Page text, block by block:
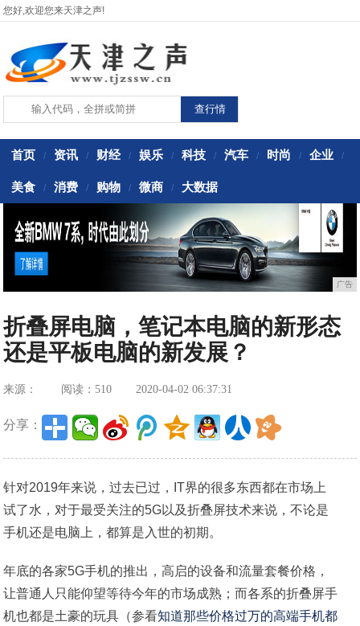
您好,欢迎您来天津之声!
首页 / 资讯 / 财经 / 娱乐 / 科技 / 汽车 / 时尚 / 企业 /
美食 / 消费 / 购物 / 微商 / 大数据
广告
折叠屏电脑，笔记本电脑的新形态
还是平板电脑的新发展？
来源： 阅读：510 2020-04-02 06:37:31
分享：
针对2019年来说，过去已过，IT界的很多东西都在市场上
试了水，对于最受关注的5G以及折叠屏技术来说，不论是
手机还是电脑上，都算是入世的初期。
年底的各家5G手机的推出，高启的设备和流量套餐价格，
让普通人只能仰望等待今年的市场成熟；而各系的折叠屏手
机也都是土豪的玩具（参看知道那些价格过万的高端手机都